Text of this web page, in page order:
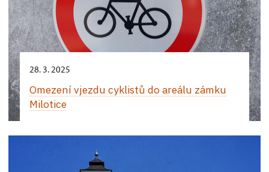
28. 3. 2025
Omezení vjezdu cyklistů do areálu zámku
Milotice